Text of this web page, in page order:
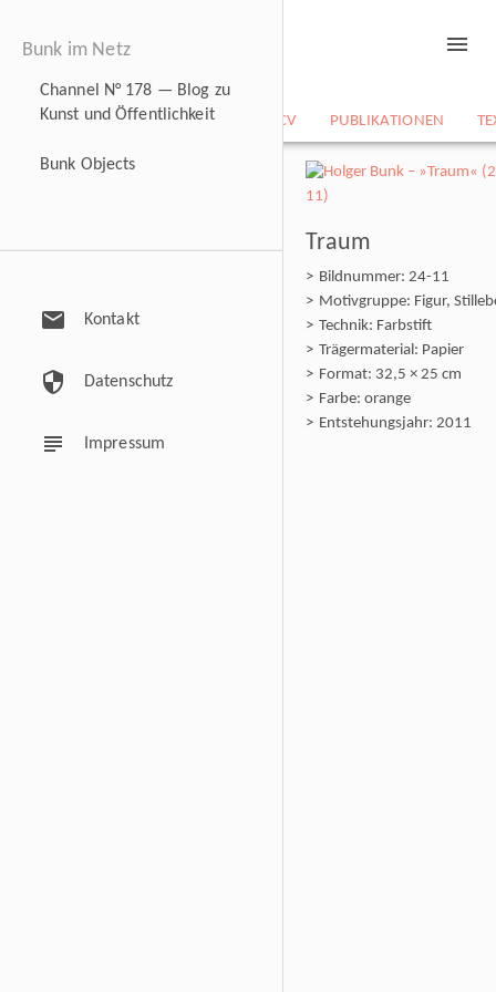
NEWS BILDARCHIV CV PUBLIKATIONEN
menu
Bunk im Netz
Channel N° 178 — Blog zu
Kunst und Öffentlichkeit
Bunk Objects
mail Kontakt
security Datenschutz
subject Impressum
Traum
Bildnummer: 24-11
Motivgruppe: Figur,
Technik: Farbstift
Trägermaterial: Papier
Format: 32,5 × 25 cm
Farbe: orange
Entstehungsjahr: 2011